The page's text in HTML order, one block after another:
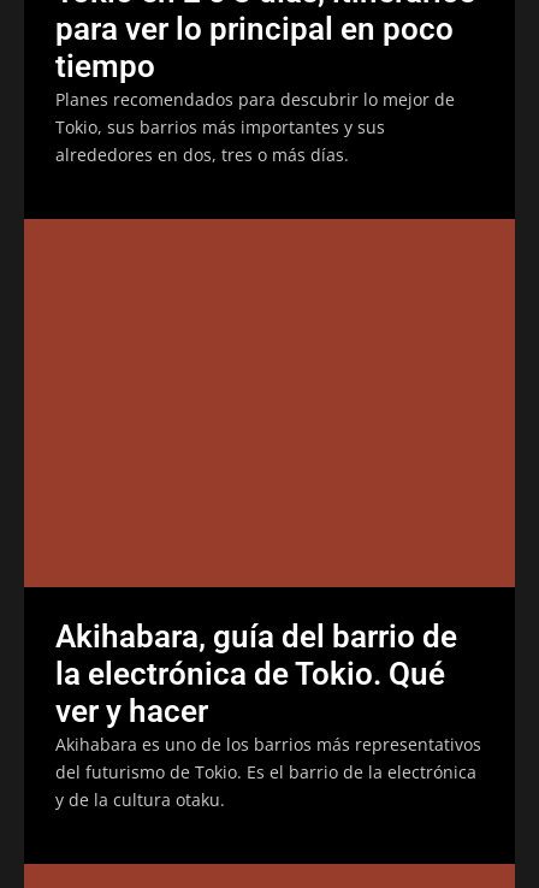
para ver lo principal en poco
tiempo
Planes recomendados para descubrir lo mejor de
Tokio, sus barrios más importantes y sus
alrededores en dos, tres o más días.
Akihabara, guía del barrio de
la electrónica de Tokio. Qué
ver y hacer
Akihabara es uno de los barrios más representativos
del futurismo de Tokio. Es el barrio de la electrónica
y de la cultura otaku.